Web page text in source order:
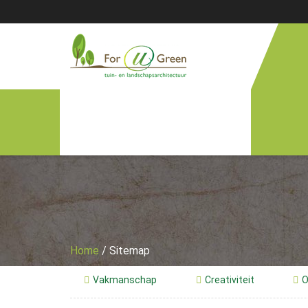
Overkappingen
Home / Sitemap
Vakmanschap Creativiteit